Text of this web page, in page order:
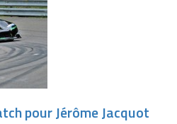
pour Jérôme Jacquot